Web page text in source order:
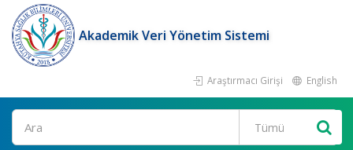
Akademik Veri Yönetim Sistemi
Araştırmacı Girişi English
Ara